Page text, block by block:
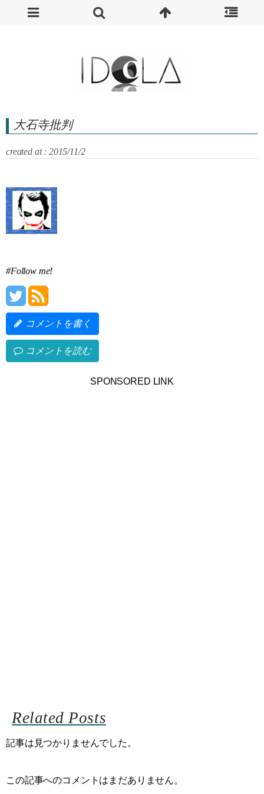
大石寺批判
created at : 2015/11/2
#Follow me!
コメントを書く
コメントを読む
SPONSORED LINK
Related Posts
記事は見つかりませんでした。
この記事へのコメントはまだありません。